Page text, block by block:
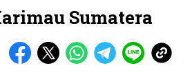
Sumatera